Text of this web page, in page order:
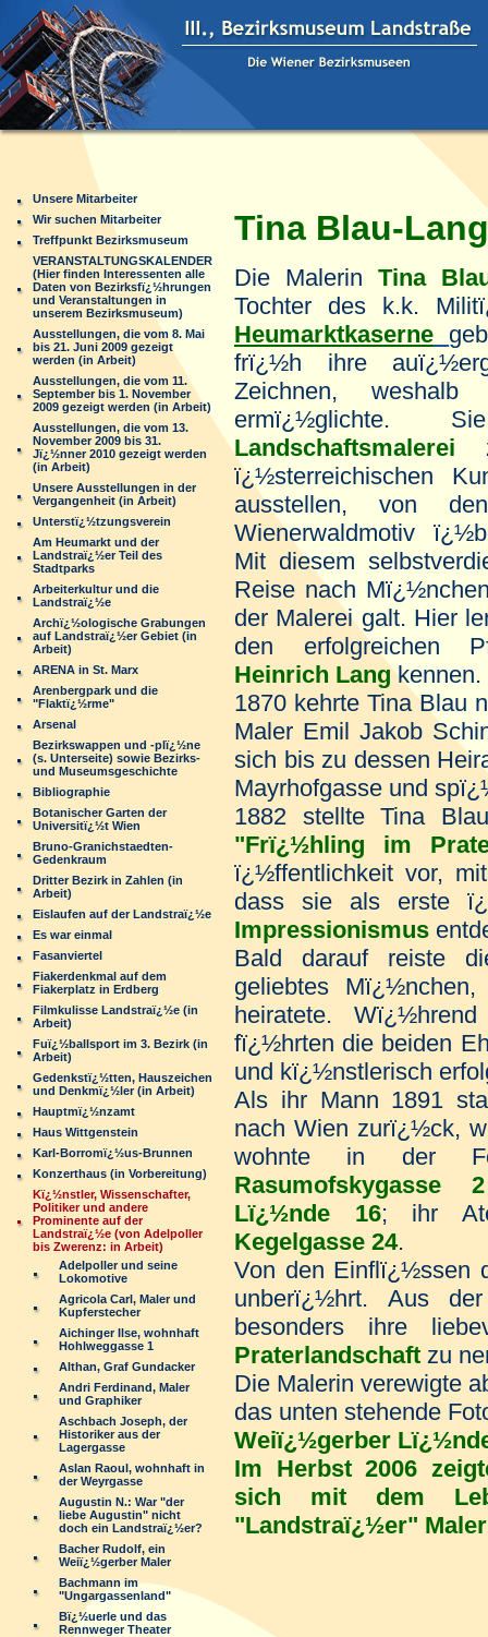
Unsere Mitarbeiter
Wir suchen Mitarbeiter
Treffpunkt Bezirksmuseum
VERANSTALTUNGSKALENDER
(Hier finden Interessenten alle
Daten von Bezirksfï¿½hrungen
und Veranstaltungen in
unserem Bezirksmuseum)
Ausstellungen, die vom 8. Mai
bis 21. Juni 2009 gezeigt
werden (in Arbeit)
Ausstellungen, die vom 11.
September bis 1. November
2009 gezeigt werden (in Arbeit)
Ausstellungen, die vom 13.
November 2009 bis 31.
Jï¿½nner 2010 gezeigt werden
(in Arbeit)
Unsere Ausstellungen in der
Vergangenheit (in Arbeit)
Unterstï¿½tzungsverein
Am Heumarkt und der
Landstraï¿½er Teil des
Stadtparks
Arbeiterkultur und die
Landstraï¿½e
Archï¿½ologische Grabungen
auf Landstraï¿½er Gebiet (in
Arbeit)
ARENA in St. Marx
Arenbergpark und die
"Flaktï¿½rme"
Arsenal
Bezirkswappen und -plï¿½ne
(s. Unterseite) sowie Bezirks-
und Museumsgeschichte
Bibliographie
Botanischer Garten der
Universitï¿½t Wien
Bruno-Granichstaedten-
Gedenkraum
Dritter Bezirk in Zahlen (in
Arbeit)
Eislaufen auf der Landstraï¿½e
Es war einmal
Fasanviertel
Fiakerdenkmal auf dem
Fiakerplatz in Erdberg
Filmkulisse Landstraï¿½e (in
Arbeit)
Fuï¿½ballsport im 3. Bezirk (in
Arbeit)
Gedenkstï¿½tten, Hauszeichen
und Denkmï¿½ler (in Arbeit)
Hauptmï¿½nzamt
Haus Wittgenstein
Karl-Borromï¿½us-Brunnen
Konzerthaus (in Vorbereitung)
Kï¿½nstler, Wissenschafter,
Politiker und andere
Prominente auf der
Landstraï¿½e (von Adelpoller
bis Zwerenz: in Arbeit)
Adelpoller und seine
Lokomotive
Agricola Carl, Maler und
Kupferstecher
Aichinger Ilse, wohnhaft
Hohlweggasse 1
Althan, Graf Gundacker
Andri Ferdinand, Maler
und Graphiker
Aschbach Joseph, der
Historiker aus der
Lagergasse
Aslan Raoul, wohnhaft in
der Weyrgasse
Augustin N.: War "der
liebe Augustin" nicht
doch ein Landstraï¿½er?
Bacher Rudolf, ein
Weiï¿½gerber Maler
Bachmann im
"Ungargassenland"
Bï¿½uerle und das
Rennweger Theater
Tina Blau-
Die Malerin Tina
Tochter des k.k.
Heumarktkaserne
frï¿½h ihre
Zeichnen,
ermï¿½glichte.
Landschaftsmalerei
ï¿½sterreichischen
ausstellen, von
Wienerwaldmotiv
Mit diesem
Reise nach
der Malerei galt. Hier
den erfolgreichen
Heinrich Langkennen.
1870 kehrte Tina Blau
Maler Emil Jakob
sich bis zu dessen
Mayrhofgasse und
1882 stellte Tina
"Frï¿½hling im
ï¿½ffentlichkeit vor,
dass sie als erste
Impressionismus
Bald darauf reiste
geliebtes
heiratete.
fï¿½hrten die beiden
und kï¿½nstlerisch
Als ihr Mann 1891
nach Wien zurï¿½ck,
wohnte in der
Rasumofskygasse 2
Lï¿½nde 16; ihr
Kegelgasse 24.
Von den Einflï¿½ssen
unberï¿½hrt. Aus
besonders ihre
Praterlandschaft zu
Die Malerin verewigte
das unten stehende
Weiï¿½gerber
Im Herbst 2006
sich mit dem
"Landstraï¿½er"